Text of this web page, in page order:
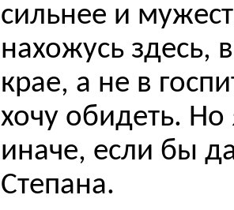
сильнее и
нахожусь здесь,
крае, а не в
хочу обидеть.
иначе, если бы
Степана.